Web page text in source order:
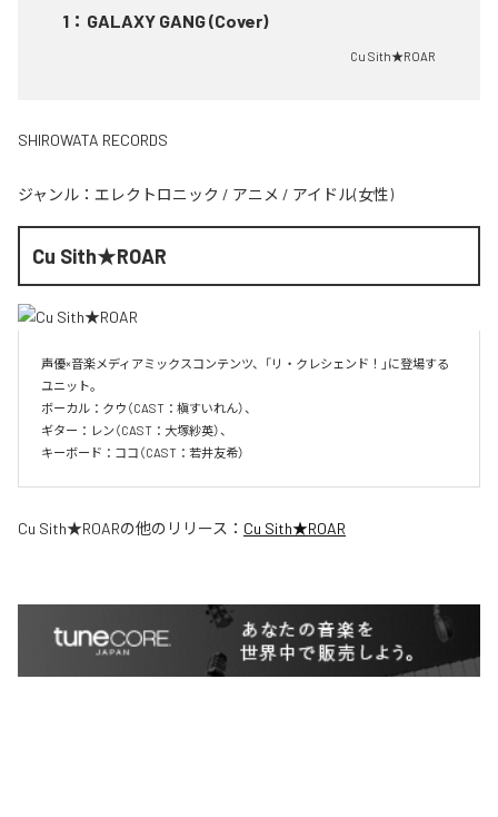
1 ： GALAXY GANG (Cover)
Cu Sith★ROAR
SHIROWATA RECORDS
ジャンル： エレクトロニック / アニメ / アイドル(女性)
Cu Sith★ROAR
声優×音楽メディアミックスコンテンツ、「リ・クレシェンド！」に登場する
ユニット。
ボーカル：クウ（CAST：槇すいれん）、
ギター：レン（CAST：大塚紗英）、
キーボード：ココ（CAST：若井友希）
Cu Sith★ROARの他のリリース： Cu Sith★ROAR